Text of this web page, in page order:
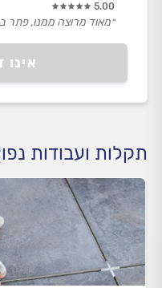
אינו
5.00
״מאוד מרוצה ממנו, פתר
תקלות ועבודות